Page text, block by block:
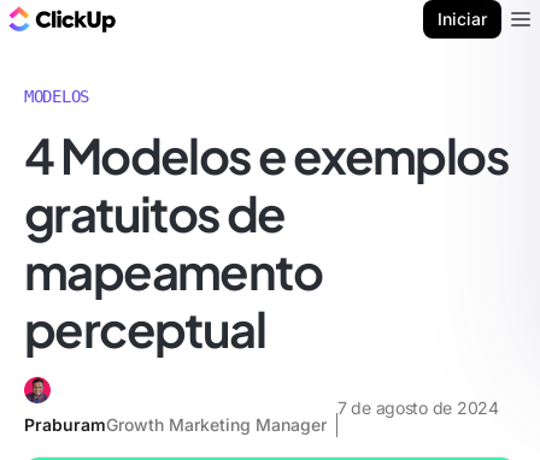
Iniciar
MODELOS
4 Modelos e exemplos
gratuitos de
mapeamento
perceptual
PraburamGrowth Marketing Manager
7 de agosto de 2024